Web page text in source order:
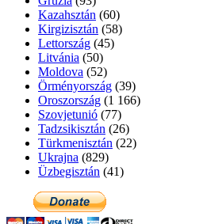
Kazahsztán (60)
Kirgizisztán (58)
Lettország (45)
Litvánia (50)
Moldova (52)
Örményország (39)
Oroszország (1 166)
Szovjetunió (77)
Tadzsikisztán (26)
Türkmenisztán (22)
Ukrajna (829)
Üzbegisztán (41)